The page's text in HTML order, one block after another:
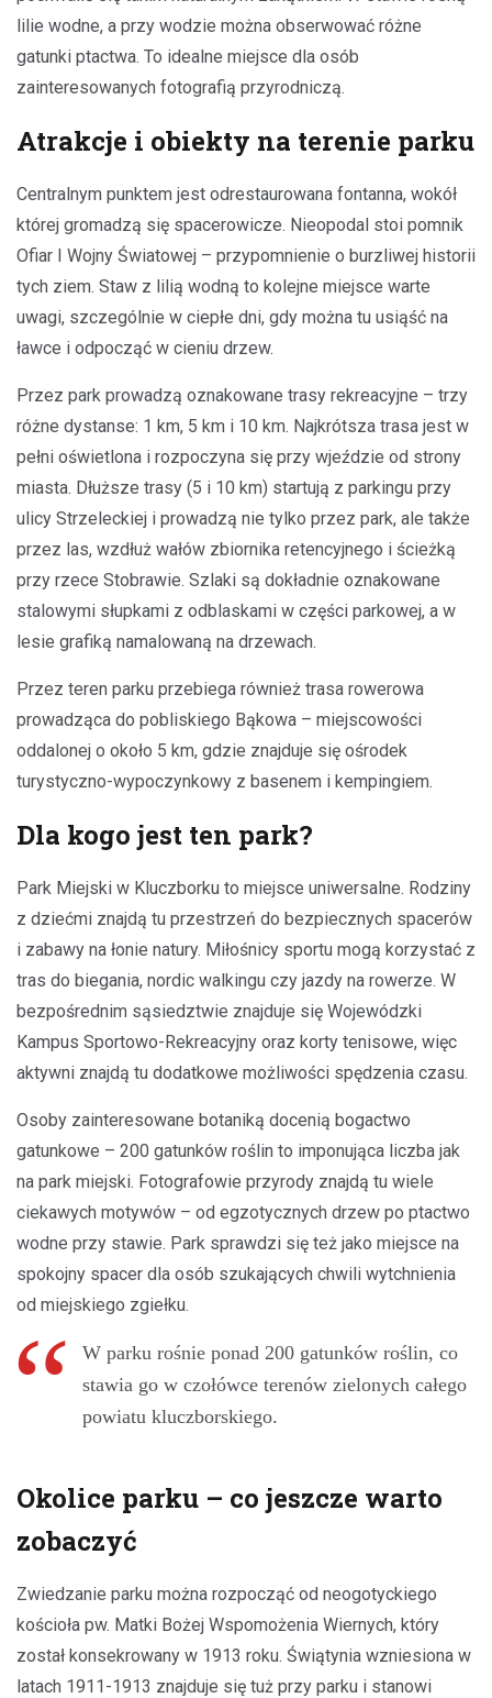
lilie wodne, a przy wodzie można obserwować różne
gatunki ptactwa. To idealne miejsce dla osób
zainteresowanych fotografią przyrodniczą.
Atrakcje i obiekty na terenie parku
Centralnym punktem jest odrestaurowana fontanna, wokół
której gromadzą się spacerowicze. Nieopodal stoi pomnik
Ofiar I Wojny Światowej – przypomnienie o burzliwej historii
tych ziem. Staw z lilią wodną to kolejne miejsce warte
uwagi, szczególnie w ciepłe dni, gdy można tu usiąść na
ławce i odpocząć w cieniu drzew.
Przez park prowadzą oznakowane trasy rekreacyjne – trzy
różne dystanse: 1 km, 5 km i 10 km. Najkrótsza trasa jest w
pełni oświetlona i rozpoczyna się przy wjeździe od strony
miasta. Dłuższe trasy (5 i 10 km) startują z parkingu przy
ulicy Strzeleckiej i prowadzą nie tylko przez park, ale także
przez las, wzdłuż wałów zbiornika retencyjnego i ścieżką
przy rzece Stobrawie. Szlaki są dokładnie oznakowane
stalowymi słupkami z odblaskami w części parkowej, a w
lesie grafiką namalowaną na drzewach.
Przez teren parku przebiega również trasa rowerowa
prowadząca do pobliskiego Bąkowa – miejscowości
oddalonej o około 5 km, gdzie znajduje się ośrodek
turystyczno-wypoczynkowy z basenem i kempingiem.
Dla kogo jest ten park?
Park Miejski w Kluczborku to miejsce uniwersalne. Rodziny
z dziećmi znajdą tu przestrzeń do bezpiecznych spacerów
i zabawy na łonie natury. Miłośnicy sportu mogą korzystać z
tras do biegania, nordic walkingu czy jazdy na rowerze. W
bezpośrednim sąsiedztwie znajduje się Wojewódzki
Kampus Sportowo-Rekreacyjny oraz korty tenisowe, więc
aktywni znajdą tu dodatkowe możliwości spędzenia czasu.
Osoby zainteresowane botaniką docenią bogactwo
gatunkowe – 200 gatunków roślin to imponująca liczba jak
na park miejski. Fotografowie przyrody znajdą tu wiele
ciekawych motywów – od egzotycznych drzew po ptactwo
wodne przy stawie. Park sprawdzi się też jako miejsce na
spokojny spacer dla osób szukających chwili wytchnienia
od miejskiego zgiełku.
W parku rośnie ponad 200 gatunków roślin, co
stawia go w czołówce terenów zielonych całego
powiatu kluczborskiego.
Okolice parku – co jeszcze warto
zobaczyć
Zwiedzanie parku można rozpocząć od neogotyckiego
kościoła pw. Matki Bożej Wspomożenia Wiernych, który
został konsekrowany w 1913 roku. Świątynia wzniesiona w
latach 1911-1913 znajduje się tuż przy parku i stanowi